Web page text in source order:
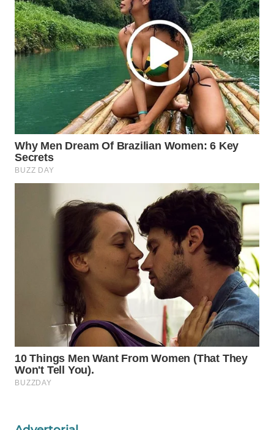
WAHANA
PERSONA
WAHANA
OTOMOTIF
WAHANA
HEALTH
WAHANA
DESA
WISATA
KONSUMEN
LISTRIK
MASYARAKAT
KELISTRIKAN